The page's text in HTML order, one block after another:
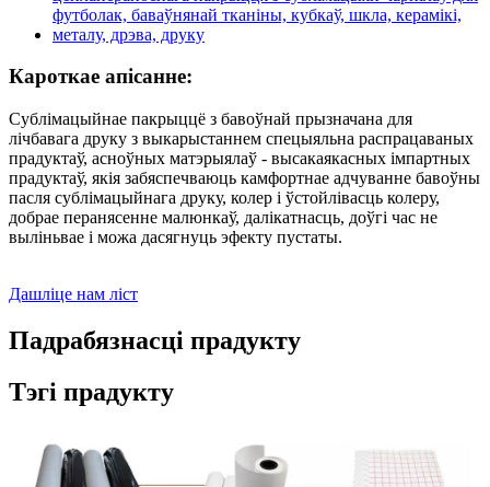
Кароткае апісанне:
Сублімацыйнае пакрыццё з бавоўнай прызначана для
лічбавага друку з выкарыстаннем спецыяльна распрацаваных
прадуктаў, асноўных матэрыялаў - высакаякасных імпартных
прадуктаў, якія забяспечваюць камфортнае адчуванне бавоўны
пасля сублімацыйнага друку, колер і ўстойлівасць колеру,
добрае перанясенне малюнкаў, далікатнасць, доўгі час не
выліньвае і можа дасягнуць эфекту пустаты.
Дашліце нам ліст
Падрабязнасці прадукту
Тэгі прадукту